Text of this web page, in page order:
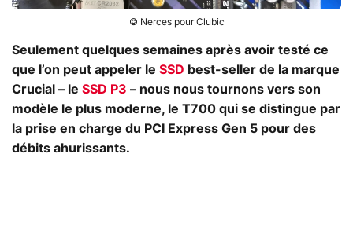
© Nerces pour Clubic
Seulement quelques semaines après avoir testé ce
que l’on peut appeler le SSD best-seller de la marque
Crucial – le SSD P3 – nous nous tournons vers son
modèle le plus moderne, le T700 qui se distingue par
la prise en charge du PCI Express Gen 5 pour des
débits ahurissants.